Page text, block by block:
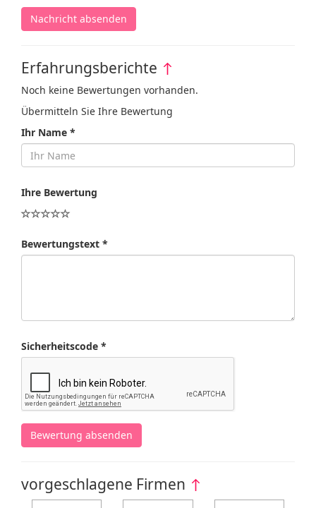
Nachricht absenden
Erfahrungsberichte ↑
Noch keine Bewertungen vorhanden.
Übermitteln Sie Ihre Bewertung
Ihr Name *
Ihre Bewertung
Bewertungstext *
Sicherheitscode *
Bewertung absenden
vorgeschlagene Firmen ↑